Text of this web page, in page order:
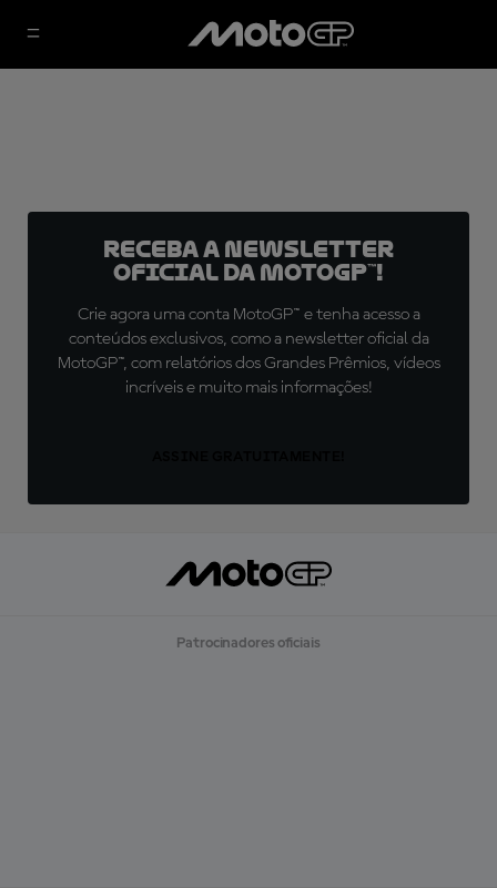
Receba a newsletter
oficial da MotoGP™!
Crie agora uma conta MotoGP™ e tenha acesso a
conteúdos exclusivos, como a newsletter oficial da
MotoGP™, com relatórios dos Grandes Prêmios, vídeos
incríveis e muito mais informações!
Patrocinadores oficiais